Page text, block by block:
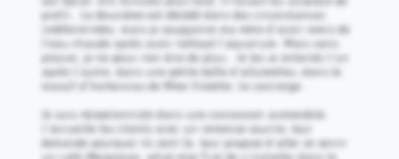
profil… Le deuxième est décédé dans des circonstances
indéterminées, mais je soupçonne ma mère d’avoir remis de
l’eau chaude après avoir nettoyé l’aquarium. Mais sans
preuve, je ne peux rien dire de plus… Je les ai enterrés l’un
après l’autre, dans une petite boîte d’allumettes, dans le
massif d’hortensias de Mme Violette, la concierge.
Je suis réceptionniste dans une concession automobile.
J’accueille les clients avec un immense sourire, leur
demande pourquoi ils sont là, leur propose d’aller se servir